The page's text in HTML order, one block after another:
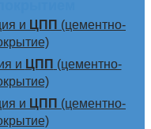
и ЦПП (цементно-
и ЦПП (цементно-
и ЦПП (цементно-